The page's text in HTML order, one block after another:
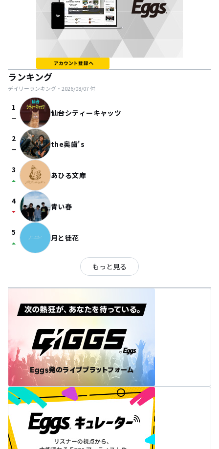
ランキング
デイリーランキング・ 2026/08/07付
1
check_indeterminate_small 仙台シティーキャッツ
2
check_indeterminate_small the奥歯's
3
arrow_drop_up あひる文庫
4
arrow_drop_down 青い春
5
arrow_drop_up 月と徒花
もっと見る